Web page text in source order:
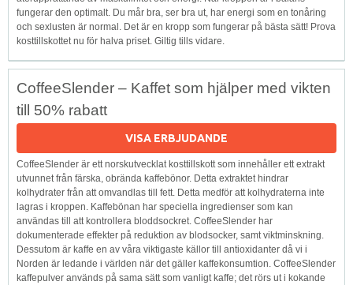
fungerar den optimalt. Du mår bra, ser bra ut, har energi som en tonåring
och sexlusten är normal. Det är en kropp som fungerar på bästa sätt! Prova
kosttillskottet nu för halva priset. Giltig tills vidare.
CoffeeSlender – Kaffet som hjälper med vikten
till 50% rabatt
VISA ERBJUDANDE
CoffeeSlender är ett norskutvecklat kosttillskott som innehåller ett extrakt
utvunnet från färska, obrända kaffebönor. Detta extraktet hindrar
kolhydrater från att omvandlas till fett. Detta medför att kolhydraterna inte
lagras i kroppen. Kaffebönan har speciella ingredienser som kan
användas till att kontrollera bloddsockret. CoffeeSlender har
dokumenterade effekter på reduktion av blodsocker, samt viktminskning.
Dessutom är kaffe en av våra viktigaste källor till antioxidanter då vi i
Norden är ledande i världen när det gäller kaffekonsumtion. CoffeeSlender
kaffepulver används på sama sätt som vanligt kaffe; det rörs ut i kokande